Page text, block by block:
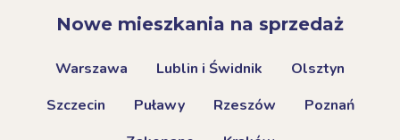
Nowe mieszkania na sprzedaż
Warszawa Lublin i Świdnik
Olsztyn
Szczecin
Puławy Rzeszów
Poznań